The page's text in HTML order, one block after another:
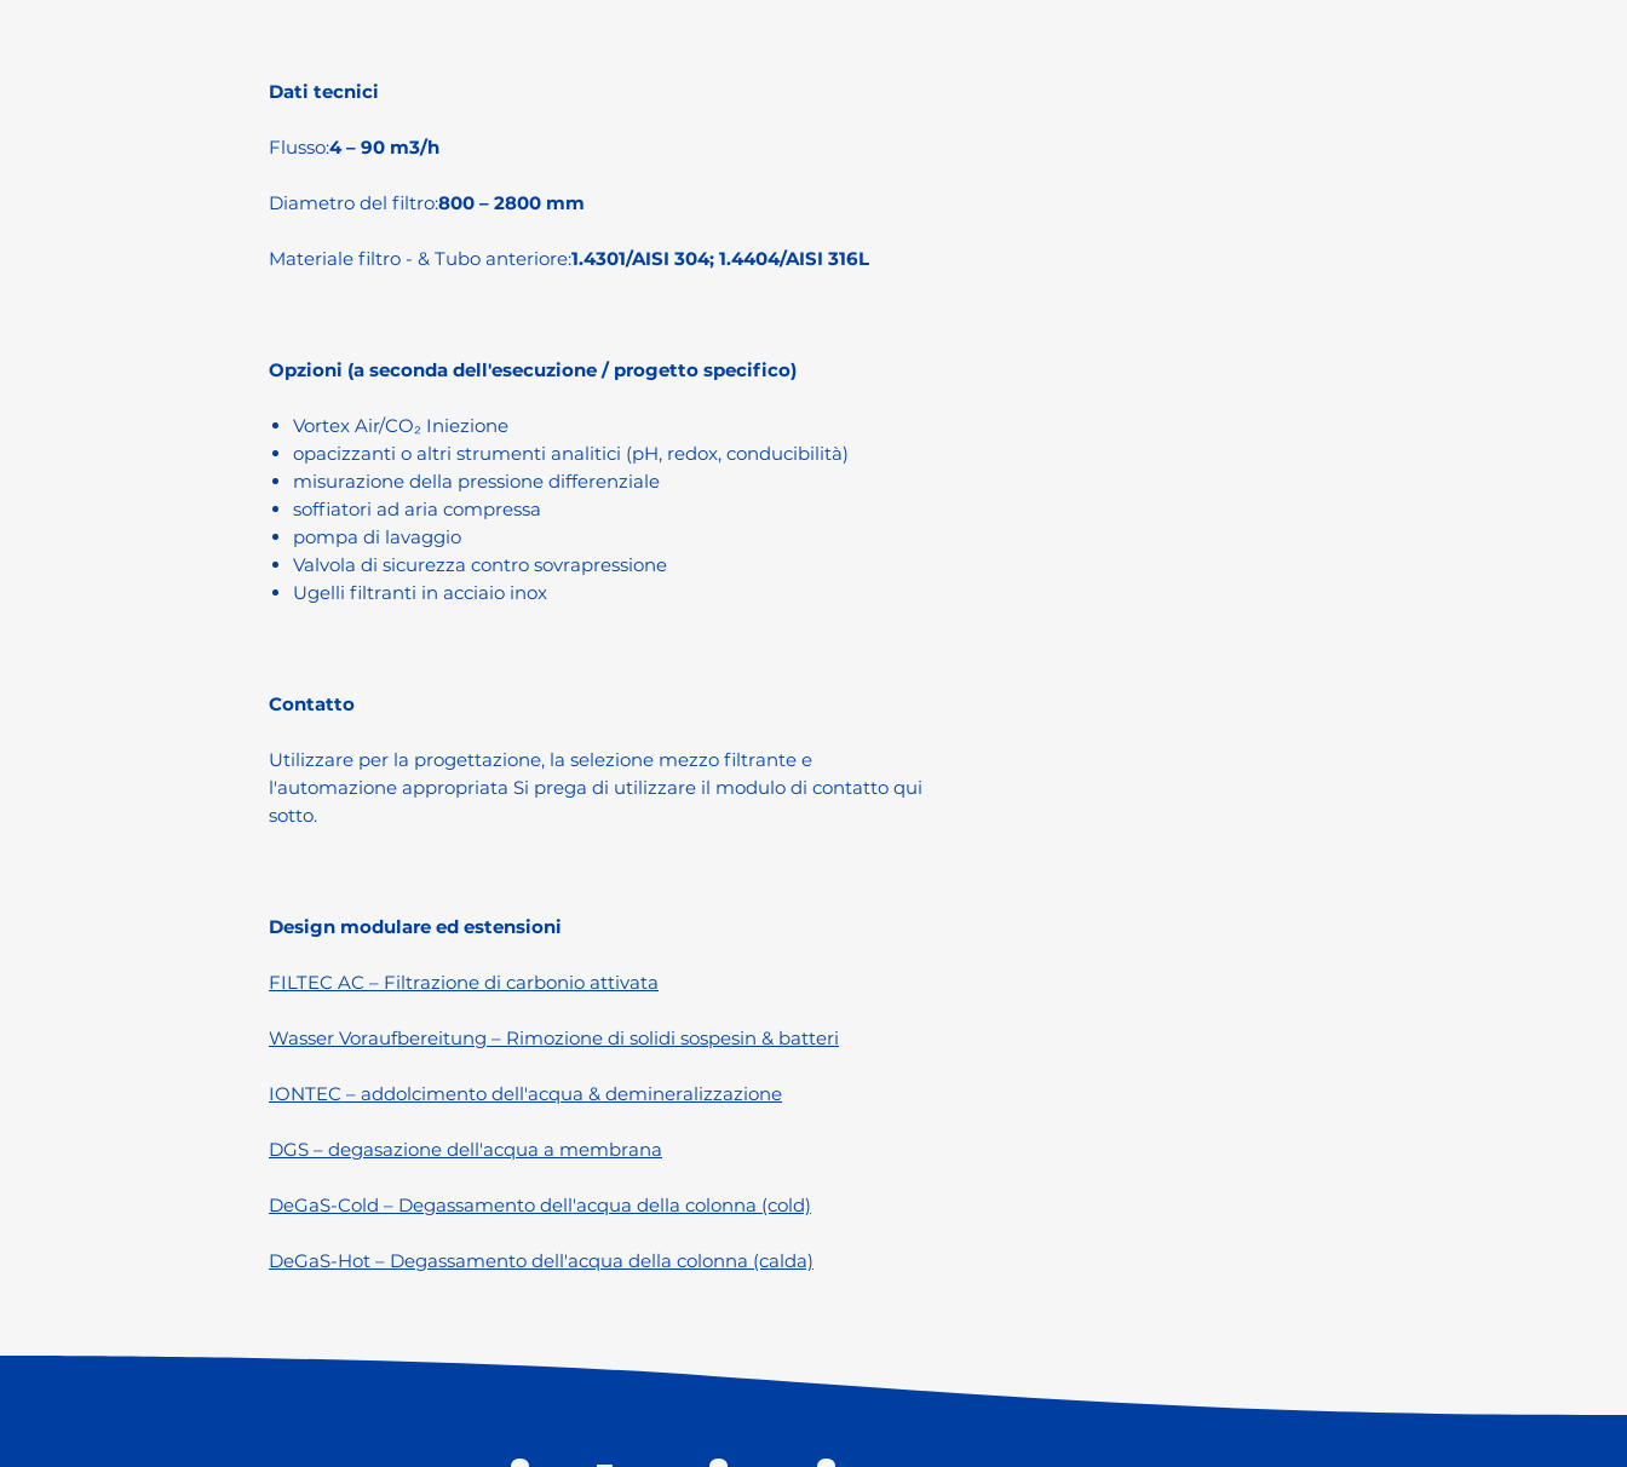
Dati tecnici
Flusso:4 – 90 m3/h
Diametro del filtro:800 – 2800 mm
Materiale filtro - & Tubo anteriore:1.4301/AISI 304; 1.4404/AISI 316L
Opzioni (a seconda dell'esecuzione / progetto specifico)
Vortex Air/CO₂ Iniezione
opacizzanti o altri strumenti analitici (pH, redox, conducibilità)
misurazione della pressione differenziale
soffiatori ad aria compressa
pompa di lavaggio
Valvola di sicurezza contro sovrapressione
Ugelli filtranti in acciaio inox
Contatto
Utilizzare per la progettazione, la selezione mezzo filtrante e
l'automazione appropriata Si prega di utilizzare il modulo di contatto qui
sotto.
Design modulare ed estensioni
FILTEC AC – Filtrazione di carbonio attivata
Wasser Voraufbereitung – Rimozione di solidi sospesin & batteri
IONTEC – addolcimento dell'acqua & demineralizzazione
DGS – degasazione dell'acqua a membrana
DeGaS-Cold – Degassamento dell'acqua della colonna (cold)
DeGaS-Hot – Degassamento dell'acqua della colonna (calda)